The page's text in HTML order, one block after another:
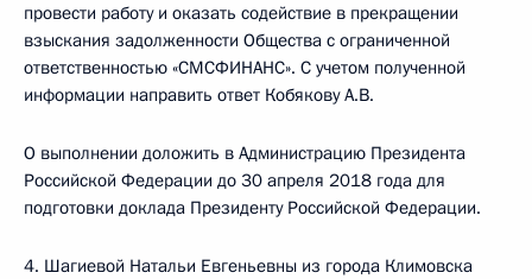
провести работу и оказать содействие в прекращении
взыскания задолженности Общества с ограниченной
ответственностью «СМСФИНАНС». С учетом полученной
информации направить ответ Кобякову А.В.
О выполнении доложить в Администрацию Президента
Российской Федерации до 30 апреля 2018 года для
подготовки доклада Президенту Российской Федерации.
4. Шагиевой Натальи Евгеньевны из города Климовска